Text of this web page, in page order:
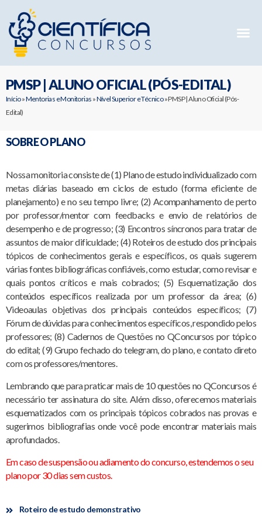
PMSP | ALUNO OFICIAL (PÓS-EDITAL)
Início»Mentorias e Monitorias »Nível Superior e Técnico»PMSP | Aluno Oficial (Pós-
Edital)
SOBRE O PLANO
Nossa monitoria consiste de (1) Plano de estudo individualizado com
metas diárias baseado em ciclos de estudo (forma eficiente de
planejamento) e no seu tempo livre; (2) Acompanhamento de perto
por professor/mentor com feedbacks e envio de relatórios de
desempenho e de progresso; (3) Encontros síncronos para tratar de
assuntos de maior dificuldade; (4) Roteiros de estudo dos principais
tópicos de conhecimentos gerais e específicos, os quais sugerem
várias fontes bibliográficas confiáveis, como estudar, como revisar e
quais pontos críticos e mais cobrados; (5) Esquematização dos
conteúdos específicos realizada por um professor da área; (6)
Videoaulas objetivas dos principais conteúdos específicos; (7)
Fórum de dúvidas para conhecimentos específicos, respondido pelos
professores; (8) Cadernos de Questões no QConcursos por tópico
do edital; (9) Grupo fechado do telegram, do plano, e contato direto
com os professores/mentores.
Lembrando que para praticar mais de 10 questões no QConcursos é
necessário ter assinatura do site. Além disso, oferecemos materiais
esquematizados com os principais tópicos cobrados nas provas e
sugerimos bibliografias onde você pode encontrar materiais mais
aprofundados.
Em caso de suspensão ou adiamento do concurso, estendemos o seu
plano por 30 dias sem custos.
Roteiro de estudo demonstrativo